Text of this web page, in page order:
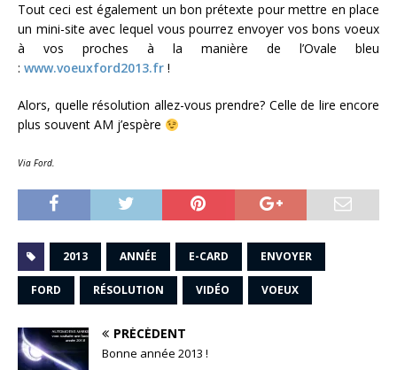
Tout ceci est également un bon prétexte pour mettre en place
un mini-site avec lequel vous pourrez envoyer vos bons voeux
à vos proches à la manière de l’Ovale bleu
: www.voeuxford2013.fr !
Alors, quelle résolution allez-vous prendre? Celle de lire encore
plus souvent AM j’espère
Via Ford.
2013 ANNÉE E-CARD ENVOYER
FORD RÉSOLUTION VIDÉO VOEUX
PRÉCÉDENT
Bonne année 2013 !